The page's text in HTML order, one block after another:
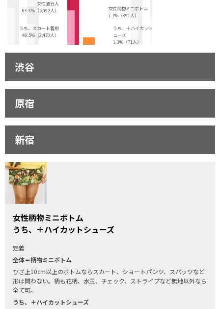
女性通行人
63.3%（5,092人）
うち、スカート着用
48.5%（2,470人）
女性柄物ミニボトム
7.7%（391人）
うち、＋ハイカットシ
ューズ
1.3%（71人）
渋谷
原宿
新宿
女性柄物ミニボトム
うち、＋ハイカットシューズ
定義
全体＝柄物ミニボトム
ひざ上10cm以上のボトムならスカート、ショートパンツ、スパッツなど
形は問わない。柄も花柄、水玉、チェック、ストライプなど無地以外なら
全て可。
うち、＋ハイカットシューズ